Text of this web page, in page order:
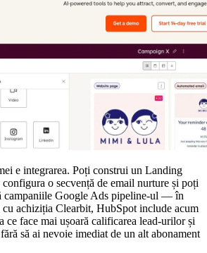
e integrarea. Poți construi un Landing
o secvență de email nurture și poți
campaniile Google Ads pipeline-ul — în
cu achiziția Clearbit, HubSpot include acum
ce face mai ușoară calificarea lead-urilor și
să ai nevoie imediat de un alt abonament